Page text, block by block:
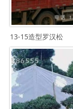
13-15造型罗汉松